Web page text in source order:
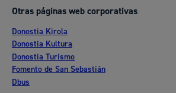
Otras páginas web corporativas
Donostia Kirola
Donostia Kultura
Donostia Turismo
Fomento de San Sebastián
Dbus